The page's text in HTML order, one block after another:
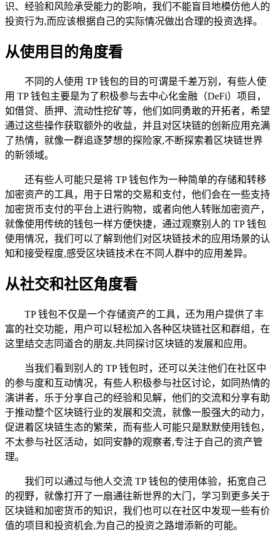
识、经验和风险承受能力的影响，我们不能盲目地模仿他人的
投资行为,而应该根据自己的实际情况做出合理的投资选择。
从使用目的角度看
不同的人使用 TP 钱包的目的可谓是千差万别，有些人使
用 TP 钱包主要是为了积极参与去中心化金融（DeFi）项目，
如借贷、质押、流动性挖矿等，他们如同勇敢的开拓者，希望
通过这些操作获取额外的收益，并且对区块链的创新应用充满
了热情，就像一群追逐梦想的探险家,不断探索着区块链世界
的新领域。
还有些人可能只是将 TP 钱包作为一种简单的存储和转移
加密资产的工具，用于日常的交易和支付，他们会在一些支持
加密货币支付的平台上进行购物，或者向他人转账加密资产，
就像使用传统的钱包一样方便快捷，通过观察别人的 TP 钱包
使用情况，我们可以了解到他们对区块链技术的应用场景的认
知和接受程度,感受区块链技术在不同人群中的应用差异。
从社交和社区角度看
TP 钱包不仅是一个存储资产的工具，还为用户提供了丰
富的社交功能，用户可以轻松加入各种区块链社区和群组，在
这里结交志同道合的朋友,共同探讨区块链的发展和应用。
当我们看到别人的 TP 钱包时，还可以关注他们在社区中
的参与度和互动情况，有些人积极参与社区讨论，如同热情的
演讲者，乐于分享自己的经验和见解，他们的交流和分享有助
于推动整个区块链行业的发展和交流，就像一股强大的动力，
促进着区块链生态的繁荣，而有些人可能只是默默使用钱包，
不太参与社区活动，如同安静的观察者,专注于自己的资产管
理。
我们可以通过与他人交流 TP 钱包的使用体验，拓宽自己
的视野，就像打开了一扇通往新世界的大门，学习到更多关于
区块链和加密货币的知识，我们也可以在社区中发现一些有价
值的项目和投资机会,为自己的投资之路增添新的可能。